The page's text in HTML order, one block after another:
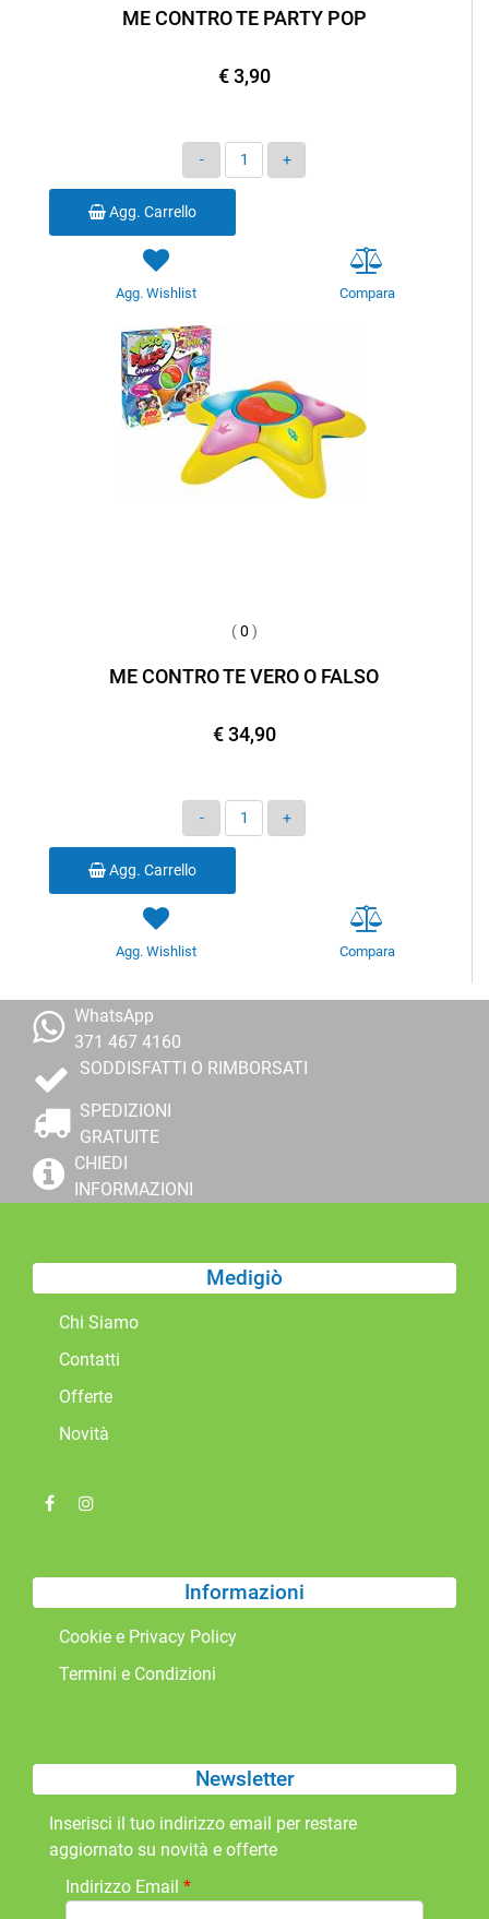
ME CONTRO TE PARTY POP
€ 3,90
Quantità
Agg. Carrello
Agg. Wishlist Compara
(0 )
ME CONTRO TE VERO O FALSO
€ 34,90
Quantità
Agg. Carrello
Agg. Wishlist Compara
WhatsApp
371 467 4160
SODDISFATTI O RIMBORSATI
SPEDIZIONI
GRATUITE
CHIEDI
INFORMAZIONI
Medigiò
Chi Siamo
Contatti
Offerte
Novità
Informazioni
Cookie e Privacy Policy
Termini e Condizioni
Newsletter
Inserisci il tuo indirizzo email per restare
aggiornato su novità e offerte
Indirizzo Email *